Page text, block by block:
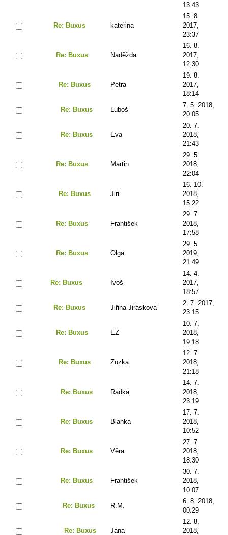
13:43
Re: Buxus kateřina
15. 8.
2017,
23:37
Re: Buxus Naděžda
16. 8.
2017,
12:30
Re: Buxus Petra
19. 8.
2017,
18:14
Re: Buxus Luboš
7. 5. 2018,
20:05
Re: Buxus Eva
20. 7.
2018,
21:43
Re: Buxus Martin
29. 5.
2018,
22:04
Re: Buxus Jiri
16. 10.
2018,
15:22
Re: Buxus František
29. 7.
2018,
17:58
Re: Buxus Olga
29. 5.
2019,
21:49
Re: Buxus Ivoš
14. 4.
2017,
18:57
Re: Buxus Jiřina Jirásková
2. 7. 2017,
23:15
Re: Buxus EZ
10. 7.
2018,
19:18
Re: Buxus Zuzka
12. 7.
2018,
21:18
Re: Buxus Radka
14. 7.
2018,
23:19
Re: Buxus Blanka
17. 7.
2018,
10:52
Re: Buxus Věra
27. 7.
2018,
18:30
Re: Buxus František
30. 7.
2018,
10:07
Re: Buxus R.M.
6. 8. 2018,
00:29
Re: Buxus Jana
12. 8.
2018,